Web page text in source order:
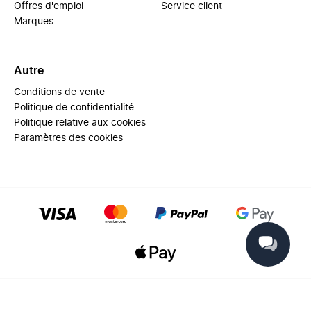
Offres d'emploi
Marques
Service client
Autre
Conditions de vente
Politique de confidentialité
Politique relative aux cookies
Paramètres des cookies